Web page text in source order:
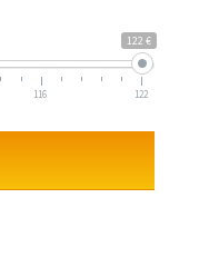
122 €
116 122